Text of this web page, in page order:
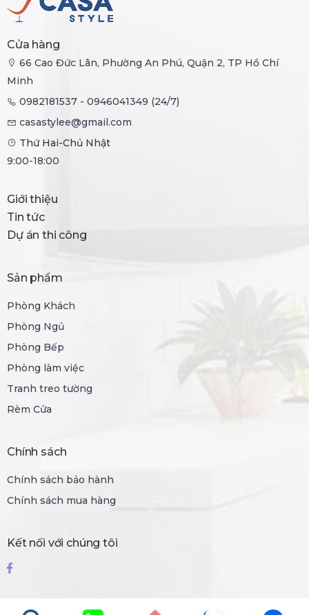
Cửa hàng
66 Cao Đức Lân, Phường An Phú, Quận 2, TP Hồ Chí
Minh
0982181537 - 0946041349 (24/7)
casastylee@gmail.com
Thứ Hai-Chủ Nhật
9:00-18:00
Giới thiệu
Tin tức
Dự án thi công
Sản phẩm
Phòng Khách
Phòng Ngủ
Phòng Bếp
Phòng làm việc
Tranh treo tường
Rèm Cửa
Chính sách
Chính sách bảo hành
Chính sách mua hàng
Kết nối với chúng tôi